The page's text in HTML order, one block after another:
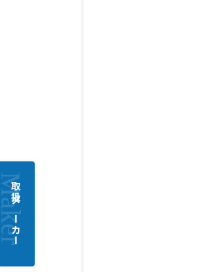
取扱メーカー